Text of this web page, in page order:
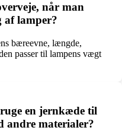
når man
lamper?
bæreevne, længde,
passer til lampens vægt
en jernkæde til
andre materialer?